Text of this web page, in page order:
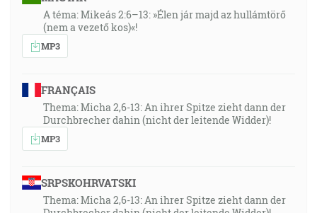
A téma: Mikeás 2:6–13: »Élen jár majd az hullámtörő
(nem a vezető kos)«!
MP3
FRANÇAIS
Thema: Micha 2,6-13: An ihrer Spitze zieht dann der
Durchbrecher dahin (nicht der leitende Widder)!
MP3
SRPSKOHRVATSKI
Thema: Micha 2,6-13: An ihrer Spitze zieht dann der